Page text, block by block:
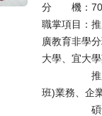
分 機：
職掌項目：
廣教育非學
大學、宜大
推廣教
班)業務、企
碩士在